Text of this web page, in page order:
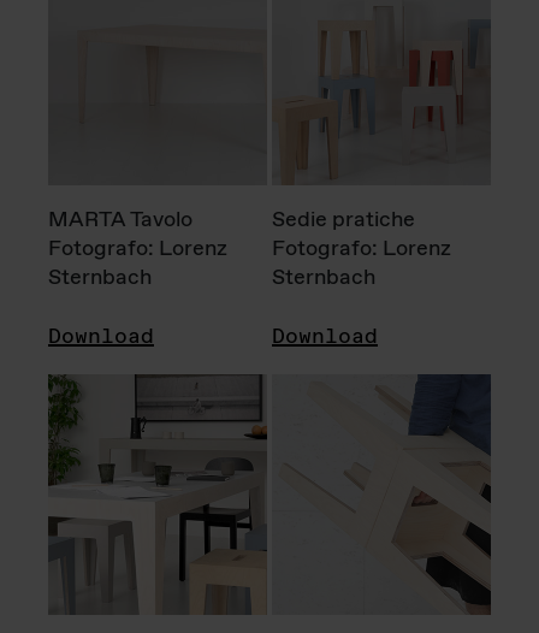
MARTA Tavolo
Fotografo: Lorenz
Sternbach
Download
Sedie pratiche
Fotografo: Lorenz
Sternbach
Download